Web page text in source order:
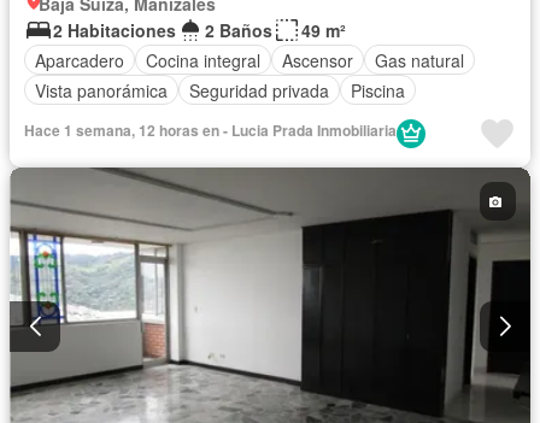
2 Habitaciones
2 Baños
49 m²
Aparcadero
Cocina integral Ascensor
Gas natural
Vista panorámica
Seguridad privada Piscina
Hace 1 semana, 12 horas en - Lucia Prada Inmobiliaria